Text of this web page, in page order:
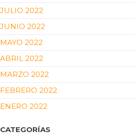
JULIO 2022
JUNIO 2022
MAYO 2022
ABRIL 2022
MARZO 2022
FEBRERO 2022
ENERO 2022
CATEGORÍAS